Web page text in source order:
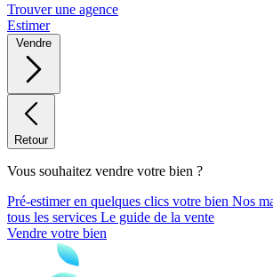
Trouver une agence
Estimer
Vendre
Retour
Vous souhaitez vendre votre bien ?
Pré-estimer en quelques clics votre bien Nos
tous les services Le guide de la vente
Vendre votre bien